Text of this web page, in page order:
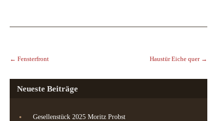
navigation
← Fensterfront Haustür Eiche quer →
Neueste Beiträge
Gesellenstück 2025 Moritz Probst